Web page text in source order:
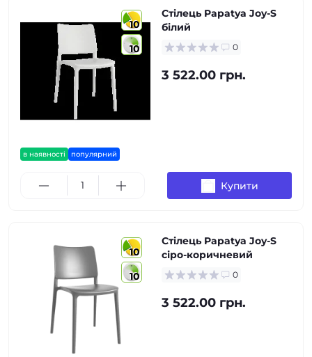
10
10
в наявності популярний
Стілець Papatya Joy-S
білий
0
3 522.00 грн.
Купити
10
10
Стілець Papatya Joy-S
сіро-коричневий
0
3 522.00 грн.